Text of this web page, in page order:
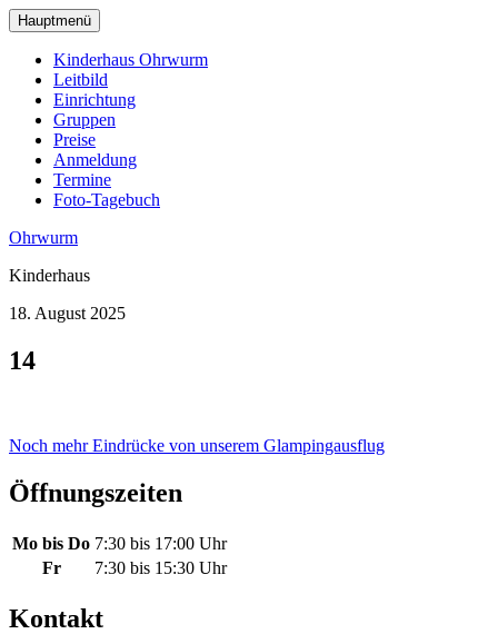
zum
Hauptinhalt
wechseln
Hauptmenü
Kinderhaus Ohrwurm
Leitbild
Einrichtung
Gruppen
Preise
Anmeldung
Termine
Foto-Tagebuch
Ohrwurm
Kinderhaus
18. August 2025
14
Beitragsnavigation
Noch mehr Eindrücke von unserem Glampingausflug
Öffnungszeiten
Mo bis Do 7:30 bis 17:00 Uhr
Fr
7:30 bis 15:30 Uhr
Kontakt